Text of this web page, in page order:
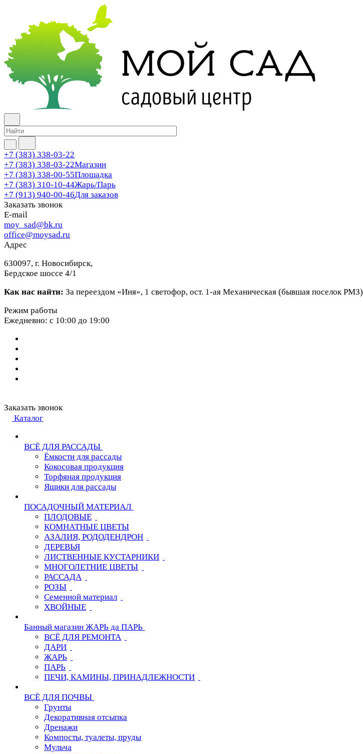
+7 (383) 338-03-22
+7 (383) 338-03-22Магазин
+7 (383) 338-00-55Площадка
+7 (383) 310-10-44Жарь/Парь
+7 (913) 940-00-46Для заказов
Заказать звонок
E-mail
moy_sad@bk.ru
office@moysad.ru
Адрес
630097, г. Новосибирск,
Бердское шоссе 4/1
Как нас найти: За переездом «Иня», 1 светофор, ост. 1-ая Механическая (бывшая поселок РМЗ)
Режим работы
Ежедневно: с 10:00 до 19:00
Заказать звонок
Каталог
ВСЁ ДЛЯ РАССАДЫ
Ёмкости для рассады
Кокосовая продукция
Торфяная продукция
Ящики для рассады
ПОСАДОЧНЫЙ МАТЕРИАЛ
ПЛОДОВЫЕ
КОМНАТНЫЕ ЦВЕТЫ
АЗАЛИЯ, РОДОДЕНДРОН
ДЕРЕВЬЯ
ЛИСТВЕННЫЕ КУСТАРНИКИ
МНОГОЛЕТНИЕ ЦВЕТЫ
РАССАДА
РОЗЫ
Семенной материал
ХВОЙНЫЕ
Банный магазин ЖАРЬ да ПАРЬ
ВСЁ ДЛЯ РЕМОНТА
ДАРИ
ЖАРЬ
ПАРЬ
ПЕЧИ, КАМИНЫ, ПРИНАДЛЕЖНОСТИ
ВСЁ ДЛЯ ПОЧВЫ
Грунты
Декоративная отсыпка
Дренажи
Компосты, туалеты, пруды
Мульча